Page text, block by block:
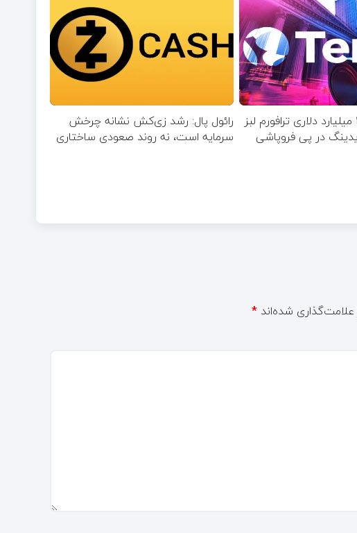
طرح شکایت ۴ میلیارد دلاری ترافورم لبز
در پی فروپاشی
رائول پال: رشد زی‌کش نشانه چرخش
سرمایه است، نه روند صعودی ساختاری
شده‌اند *